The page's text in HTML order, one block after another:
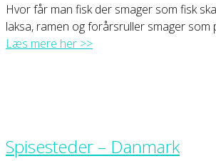
Hvor får man fisk der smager som fisk
laksa, ramen og forårsruller smager
Læs mere her >>
Spisesteder – Danmark